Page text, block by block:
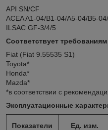
API SN/CF
ACEA A1-04/B1-04/A5-04/B5-
ILSAC GF-3/4/5
Соответствует
Fiat (Fiat 9.55535 S1)
Toyota*
Honda*
Mazda*
*в соответствии с
Эксплуатационные
Показатели Ед. изм.